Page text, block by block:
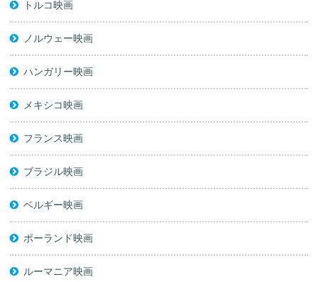
トルコ映画
ノルウェー映画
ハンガリー映画
メキシコ映画
フランス映画
ブラジル映画
ベルギー映画
ポーランド映画
ルーマニア映画